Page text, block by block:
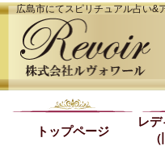
広島市にてスピリチュアル占い&
トップページ
レデ